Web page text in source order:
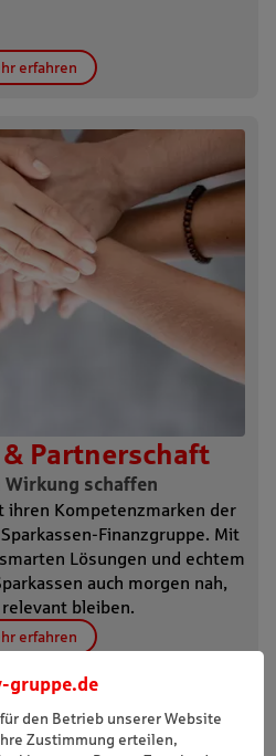
gruppe.de
den Betrieb unserer Website
Zustimmung erteilen,